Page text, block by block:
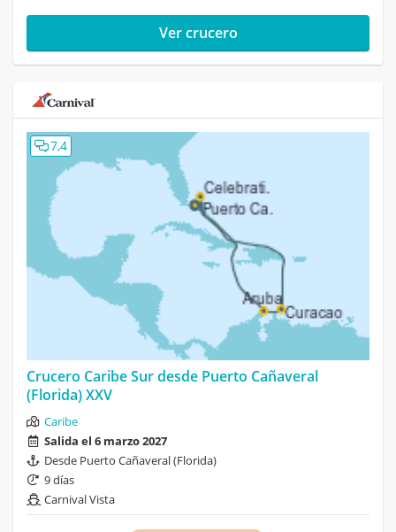
Ver crucero
7,4
Crucero Caribe Sur desde Puerto Cañaveral
(Florida) XXV
Caribe
Salida el 6 marzo 2027
Desde Puerto Cañaveral (Florida)
9 días
Carnival Vista